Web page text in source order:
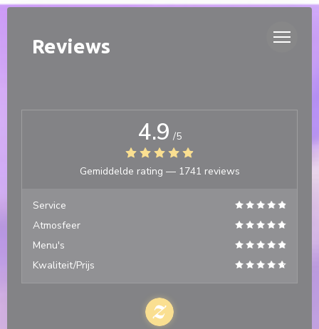
Cookies beheer paneel
DUETTO
Reviews
4.9 /5
Gemiddelde rating — 1741 reviews
Service
Atmosfeer
Menu's
Kwaliteit/Prijs